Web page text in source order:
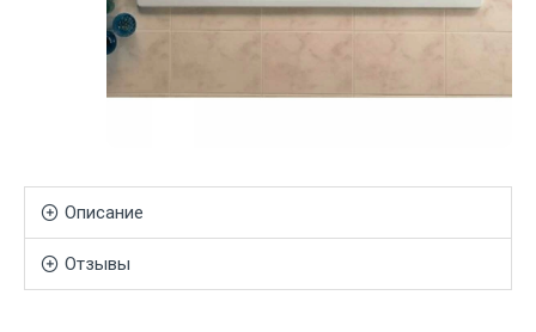
Описание
Отзывы